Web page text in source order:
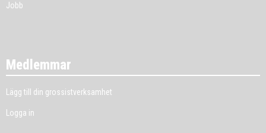
Jobb
Medlemmar
Lägg till din grossistverksamhet
Logga in